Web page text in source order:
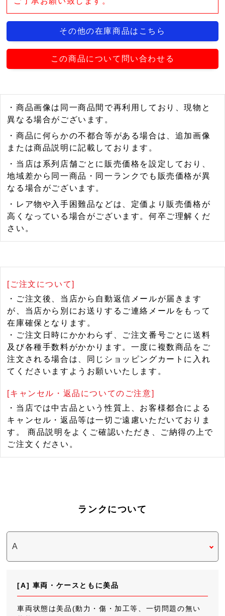
その他の在庫商品はこちら
この商品について問い合わせる
・商品画像は同一商品間で再利用しており、現物と
異なる場合がございます。
・商品に何らかの不都合等がある場合は、追加画像
または商品説明に記載しております。
・当店は系列店舗ごとに販売価格を設定しており、
地域差から同一商品・同一ランクでも販売価格が異
なる場合がございます。
・レア物や入手困難品などは、定価より販売価格が
高くなっている場合がございます。何卒ご理解くだ
さい。
[ご注文について]
・ご注文後、当店から自動返信メールが届きます
が、当店から別にお送りするご連絡メールをもって
在庫確保となります。
・ご注文日時にかかわらず、ご注文番号ごとに送料
及び各種手数料がかかります。一度に複数商品をご
注文される場合は、同じショッピングカートに入れ
てくださいますようお願いいたします。
[キャンセル・返品についてのご注意]
・当店では中古品という性質上、お客様都合による
キャンセル・返品等は一切ご遠慮いただいておりま
す。 商品説明をよくご確認いただき、ご納得の上で
ご注文ください。
ランクについて
[A] 車両・ケースともに美品
車両状態は美品(動力・傷・加工等、一切問題の無い